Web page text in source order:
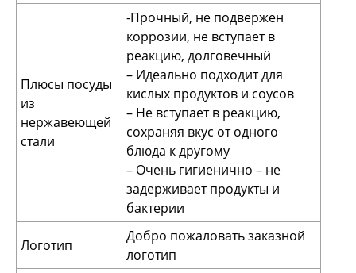
Плюсы посуды
из
нержавеющей
стали
-Прочный, не подвержен
коррозии, не вступает в
реакцию, долговечный
– Идеально подходит для
кислых продуктов и соусов
– Не вступает в реакцию,
сохраняя вкус от одного
блюда к другому
– Очень гигиенично – не
задерживает продукты и
бактерии
Логотип
Добро пожаловать заказной
логотип